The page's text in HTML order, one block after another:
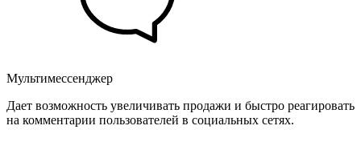
Мультимессенджер
Дает возможность увеличивать продажи и быстро реагировать
на комментарии пользователей в социальных сетях.